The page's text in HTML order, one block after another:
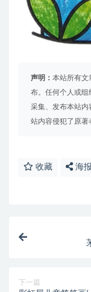
声明： 本站所有文
布。任何个人或组
采集、发布本站内
站内容侵犯了原著
收藏 海报
下一篇